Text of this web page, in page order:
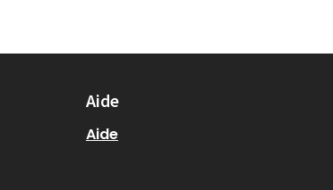
Aide
Aide